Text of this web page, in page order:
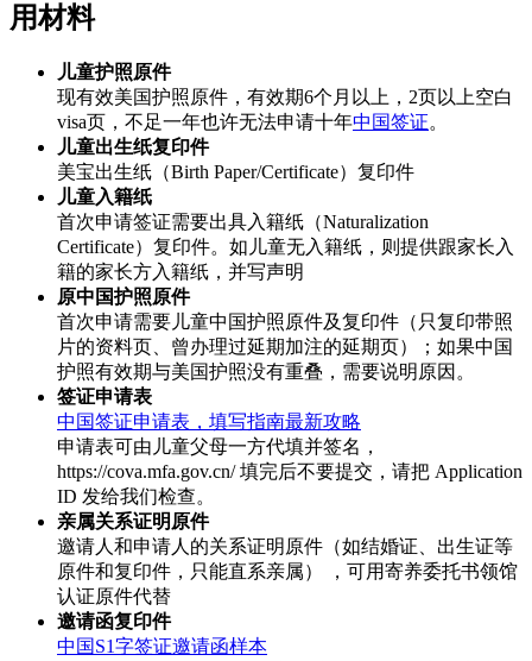
用材料
儿童护照原件
现有效美国护照原件，有效期6个月以上，2页以上空白
visa页，不足一年也许无法申请十年中国签证。
儿童出生纸复印件
美宝出生纸（Birth Paper/Certificate）复印件
儿童入籍纸
首次申请签证需要出具入籍纸（Naturalization
Certificate）复印件。如儿童无入籍纸，则提供跟家长入
籍的家长方入籍纸，并写声明
原中国护照原件
首次申请需要儿童中国护照原件及复印件（只复印带照
片的资料页、曾办理过延期加注的延期页）；如果中国
护照有效期与美国护照没有重叠，需要说明原因。
签证申请表
中国签证申请表，填写指南最新攻略
申请表可由儿童父母一方代填并签名，
https://cova.mfa.gov.cn/ 填完后不要提交，请把 Application
ID 发给我们检查。
亲属关系证明原件
邀请人和申请人的关系证明原件（如结婚证、出生证等
原件和复印件，只能直系亲属） ，可用寄养委托书领馆
认证原件代替
邀请函复印件
中国S1字签证邀请函样本